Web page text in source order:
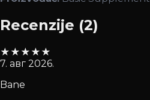
Recenzije (2)
★ ★ ★ ★ ★
7. авг 2026.
Bane